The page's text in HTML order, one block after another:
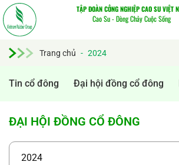
TẬP ĐOÀN CÔNG NGHIỆP CAO SU VIỆT
Cao Su - Dòng Chảy Cuộc Sống
Trang chủ - 2024
Tin cổ đông Đại hội đồng cổ đông
ĐẠI HỘI ĐỒNG CỔ ĐÔNG
Tìm
kiếm...